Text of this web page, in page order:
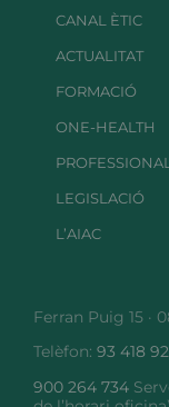
CANAL ÈTIC
ACTUALITAT
FORMACIÓ
ONE-HEALTH
LEGISLACIÓ
L’AIAC
Ferran Puig 15 ·
Telèfon: 93 418
900 264 734